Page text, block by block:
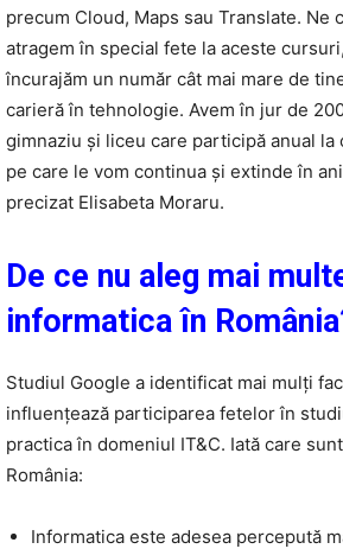
precum Cloud, Maps sau Translate. Ne
atragem în special fete la aceste
încurajăm un număr cât mai mare de
carieră în tehnologie. Avem în jur de
gimnaziu și liceu care participă anual
pe care le vom continua și extinde în
precizat Elisabeta Moraru.
De ce nu aleg mai
informatica în
Studiul Google a identificat mai mulți
influențează participarea fetelor în
practica în domeniul IT&C. Iată care
România:
Informatica este adesea percepută